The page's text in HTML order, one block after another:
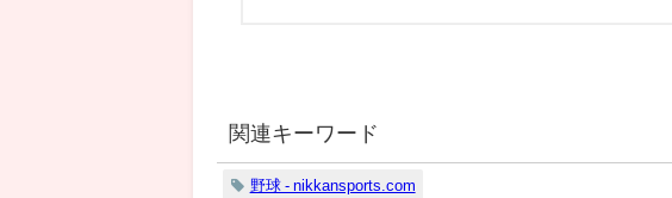
関連キーワード
野球 - nikkansports.com